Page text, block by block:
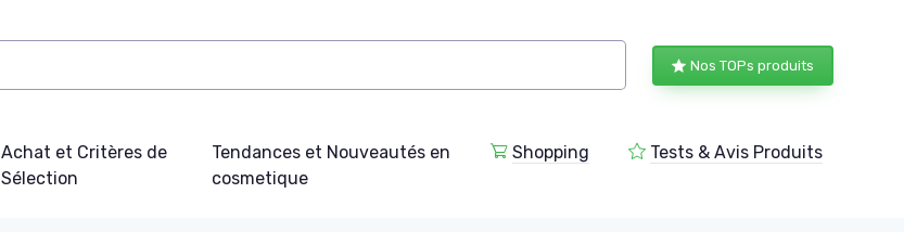
Nos TOPs produits
Achat et Critères de
Sélection
Tendances et Nouveautés en
cosmetique
Shopping Tests & Avis Produits